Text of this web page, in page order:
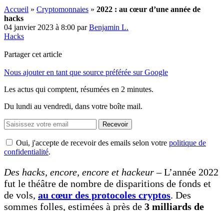
Accueil » Cryptomonnaies » 2022 : au cœur d’une année de
hacks
04 janvier 2023 à 8:00 parBenjamin L.
Hacks
Partager cet article
Nous ajouter en tant que source préférée sur Google
Les actus qui comptent, résumées en 2 minutes.
Du lundi au vendredi, dans votre boîte mail.
Recevoir
Oui, j'accepte de recevoir des emails selon votre politique de
confidentialité.
Des hacks, encore, encore et hackeur– L’année 2022
fut le théâtre de nombre de disparitions de fonds et
de vols, au cœur des protocoles cryptos. Des
sommes folles, estimées à près de 3 milliards de